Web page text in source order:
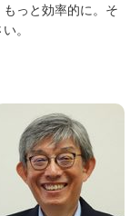
っと効率的に。そ
。